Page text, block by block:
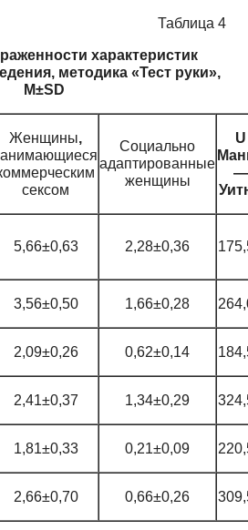
Таблица 4
характеристик
методика «Тест руки»,
M±SD
Женщины,
сексом
Социально
адаптированные
женщины
U
—
5,66±0,63 2,28±0,36
3,56±0,50 1,66±0,28
2,09±0,26 0,62±0,14
2,41±0,37 1,34±0,29
1,81±0,33 0,21±0,09
2,66±0,70 0,66±0,26